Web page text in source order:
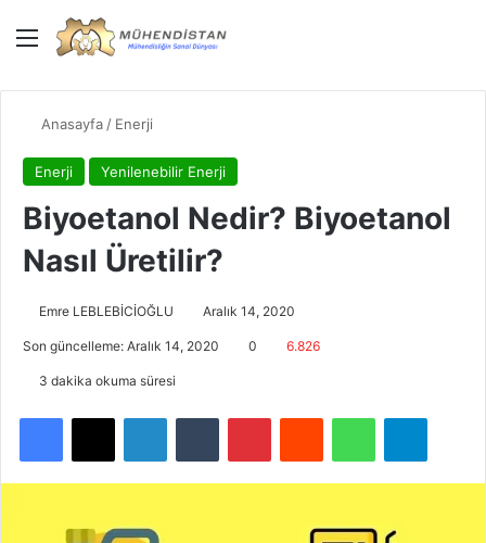
Menü
Anasayfa / Enerji
Enerji Yenilenebilir Enerji
Biyoetanol Nedir? Biyoetanol
Nasıl Üretilir?
Emre LEBLEBİCİOĞLU Aralık 14, 2020
Son güncelleme: Aralık 14, 2020 0 6.826
3 dakika okuma süresi
Facebook
X LinkedInTumblr PinterestReddit WhatsApp